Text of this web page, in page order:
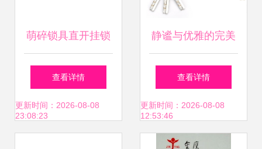
萌碎锁具直开挂锁
详解 防水防锈通开
设计，家用五金锁
查看详情
更新时间：2026-08-08
23:08:23
静谧与优雅的完美
交融 美镖门锁旗舰
店的枪静音门锁测
评
查看详情
更新时间：2026-08-08
12:53:46